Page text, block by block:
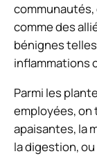
comme des
bénignes
inflammations
Parmi les
employées, on
apaisantes, la
la digestion,